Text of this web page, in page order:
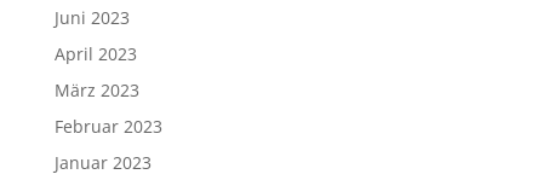
Juni 2023
April 2023
März 2023
Februar 2023
Januar 2023